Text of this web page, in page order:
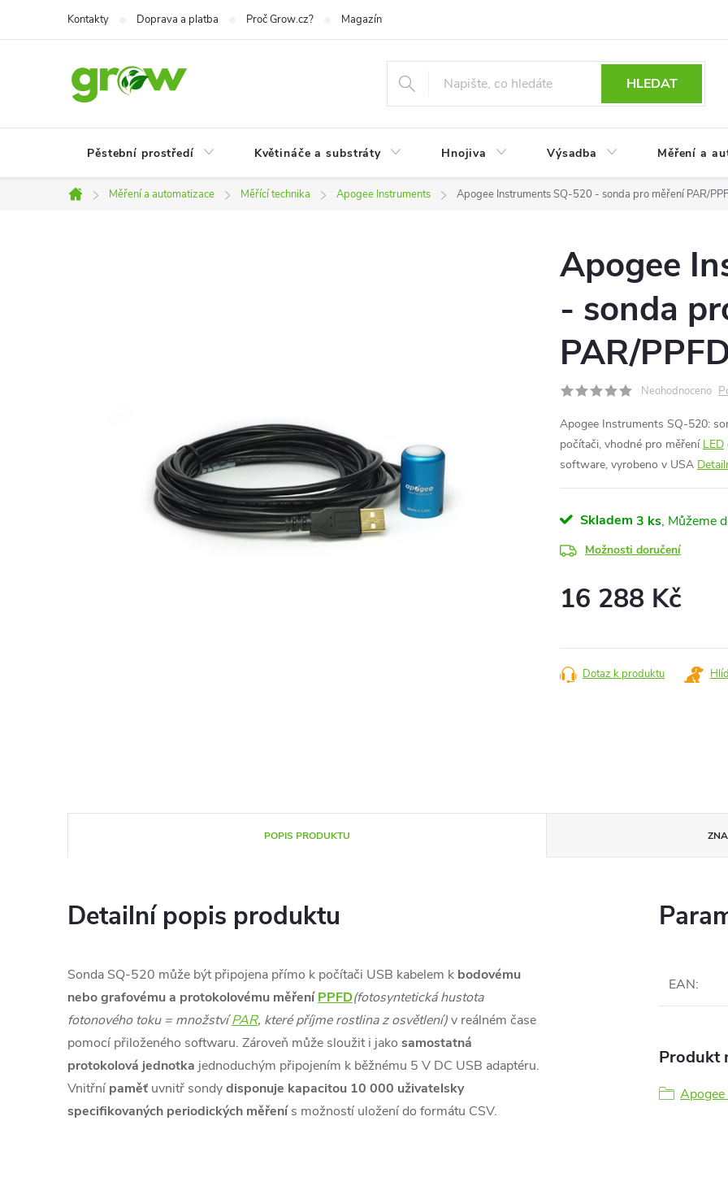
Kontakty Doprava a platba Proč Grow.cz? Magazín
HLEDAT
Pěstební prostředí Květináče a substráty Hnojiva Výsadba Měření a
Domů
Měření a automatizace Měřící technika Apogee Instruments Apogee Instruments SQ-520 - sonda pro měření PAR/
Apogee
- sonda
PAR/
Neohodnoceno
Apogee Instruments SQ-520:
počítači, vhodné pro měření LED
software, vyrobeno v USA
Skladem 3 ks
Možnosti doručení
16 288 Kč
Dotaz k produktu
POPIS PRODUKTU
Detailní popis produktu
Sonda SQ-520 může být připojena přímo k počítači USB kabelem k bodovému
nebo grafovému a protokolovému měřeníPPFD(fotosyntetická hustota
fotonového toku = množstvíPAR, které příjme rostlina z osvětlení)v reálném čase
pomocí přiloženého softwaru. Zároveň může sloužit i jako samostatná
protokolová jednotka jednoduchým připojením k běžnému 5 V DC USB adaptéru.
Vnitřní paměť uvnitř sondydisponuje kapacitou 10 000 uživatelsky
specifikovaných periodických měřenís možností uložení do formátu CSV.
EAN:
Produkt